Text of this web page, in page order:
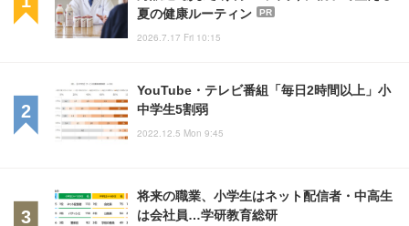
夏の健康ルーティン
PR
2026.7.17 Fri 10:15
YouTube・テレビ番組「毎日2時間以上」小
中学生5割弱
2022.12.5 Mon 9:45
将来の職業、小学生はネット配信者・中高生
は会社員…学研教育総研